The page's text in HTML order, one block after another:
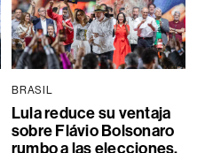
BRASIL
Lula reduce su ventaja
sobre Flávio Bolsonaro
rumbo a las elecciones,